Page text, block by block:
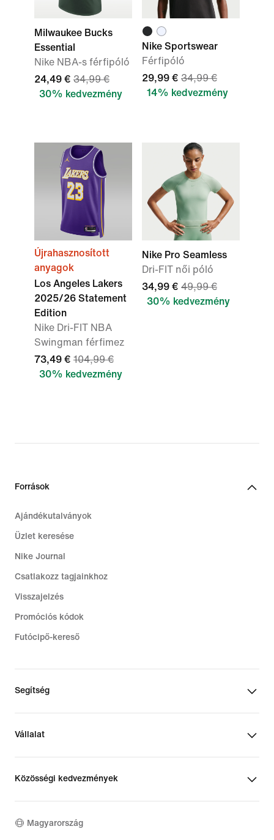
Milwaukee Bucks
Essential
Nike NBA-s férfipóló
24,49 € 34,99 €
30% kedvezmény
Nike Sportswear
Férfipóló
29,99 € 34,99 €
14% kedvezmény
Újrahasznosított
anyagok
Los Angeles Lakers
2025/26 Statement
Edition
Nike Dri-FIT NBA
Swingman férfimez
73,49 € 104,99 €
30% kedvezmény
Nike Pro Seamless
Dri-FIT női póló
34,99 € 49,99 €
30% kedvezmény
Források
Ajándékutalványok
Üzlet keresése
Nike Journal
Csatlakozz tagjainkhoz
Visszajelzés
Promóciós kódok
Futócipő-kereső
Segítség
Vállalat
Közösségi kedvezmények
Magyarország